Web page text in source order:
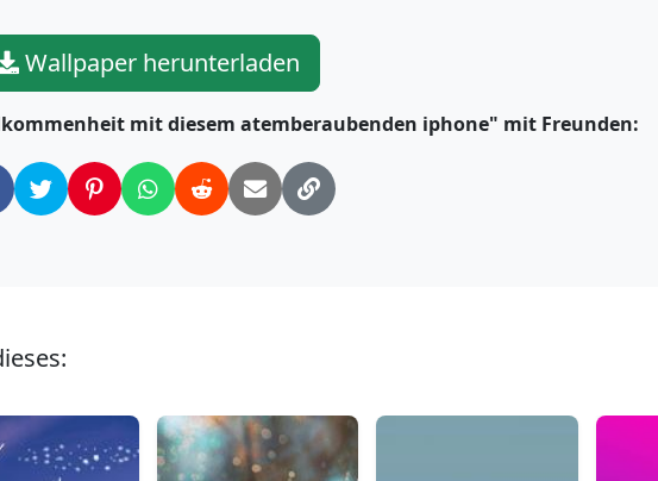
Wallpaper herunterladen
mit diesem atemberaubenden iphone" mit Freunden: